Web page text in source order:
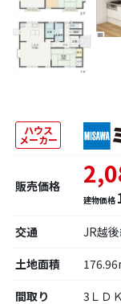
ハウス
メーカー
販売価格
建物価格
交通
JR越
土地面積
間取り
3ＬＤＫ